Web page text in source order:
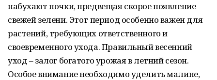
набухают почки, предвещая скорое появление
свежей зелени. Этот период особенно важен для
растений, требующих ответственного и
своевременного ухода. Правильный весенний
уход – залог богатого урожая в летний сезон.
Особое внимание необходимо уделить малине,